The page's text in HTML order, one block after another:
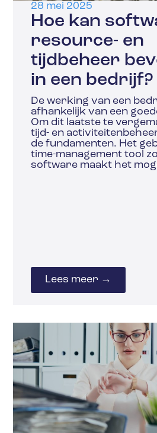
28 mei 2025
Hoe kan
resource- en
tijdbeheer
in een bedrijf?
De werking van een
afhankelijk van een
Om dit laatste te
tijd- en
de fundamenten. Het
time-management tool
software maakt het
Lees meer →